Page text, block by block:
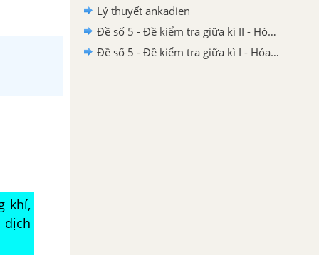
khí,
dịch
Lý thuyết ankadien
Đề số 5 - Đề kiểm tra giữa kì II - Hóa học 11 có lời giải
Đề số 5 - Đề kiểm tra giữa kì I - Hóa học 11 có lời giải